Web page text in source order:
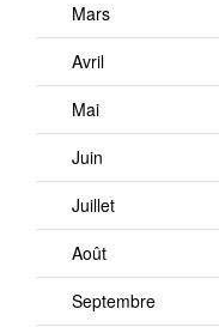
Mars
Avril
Mai
Juin
Juillet
Août
Septembre